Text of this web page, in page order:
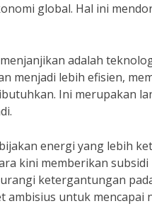
global. Hal ini
adalah
menjadi lebih efisien,
Ini merupakan
energi yang lebih
kini memberikan
ketergantungan
untuk mencapai